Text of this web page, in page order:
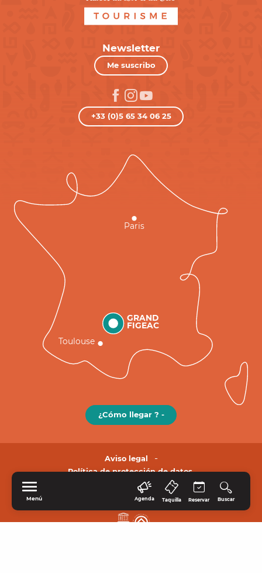
Menú Agenda Taquilla Reservar Buscar
Newsletter
Me suscribo
+33 (0)5 65 34 06 25
GRAND
FIGEAC
Toulouse
Paris
¿Cómo llegar ? -
Aviso legal
Política de protección de datos.